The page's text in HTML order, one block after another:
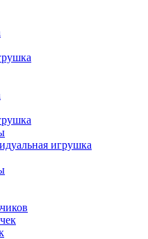
игрушка